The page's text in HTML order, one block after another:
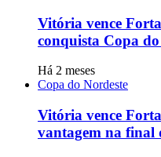
Vitória vence
conquista Copa
Há 2 meses
Copa do Nordeste
Vitória vence
vantagem na final